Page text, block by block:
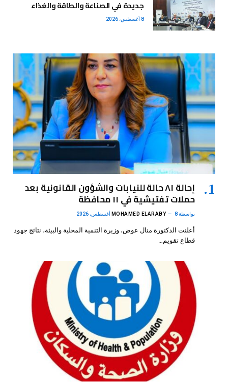
جديدة في الصناعة والطاقة والغذاء
8 أغسطس، 2026
إحالة ٨١ حالة للنيابات والشؤون القانونية بعد
حملات تفتيشية في ١١ محافظة
بواسطة MOHAMED ELARABY 8 أغسطس، 2026
أعلنت الدكتورة منال عوض، وزيرة التنمية المحلية والبيئة، نتائج جهود
قطاع تقويم…